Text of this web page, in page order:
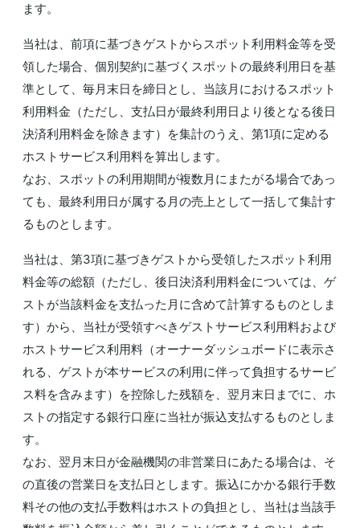
ます。
当社は、前項に基づきゲストからスポット利用料金等を受
領した場合、個別契約に基づくスポットの最終利用日を基
準として、毎月末日を締日とし、当該月におけるスポット
利用料金（ただし、支払日が最終利用日より後となる後日
決済利用料金を除きます）を集計のうえ、第1項に定める
ホストサービス利用料を算出します。
なお、スポットの利用期間が複数月にまたがる場合であっ
ても、最終利用日が属する月の売上として一括して集計す
るものとします。
当社は、第3項に基づきゲストから受領したスポット利用
料金等の総額（ただし、後日決済利用料金については、ゲ
ストが当該料金を支払った月に含めて計算するものとしま
す）から、当社が受領すべきゲストサービス利用料および
ホストサービス利用料（オーナーダッシュボードに表示さ
れる、ゲストが本サービスの利用に伴って負担するサービ
ス料を含みます）を控除した残額を、翌月末日までに、ホ
ストの指定する銀行口座に当社が振込支払するものとしま
す。
なお、翌月末日が金融機関の非営業日にあたる場合は、そ
の直後の営業日を支払日とします。振込にかかる銀行手数
料その他の支払手数料はホストの負担とし、当社は当該手